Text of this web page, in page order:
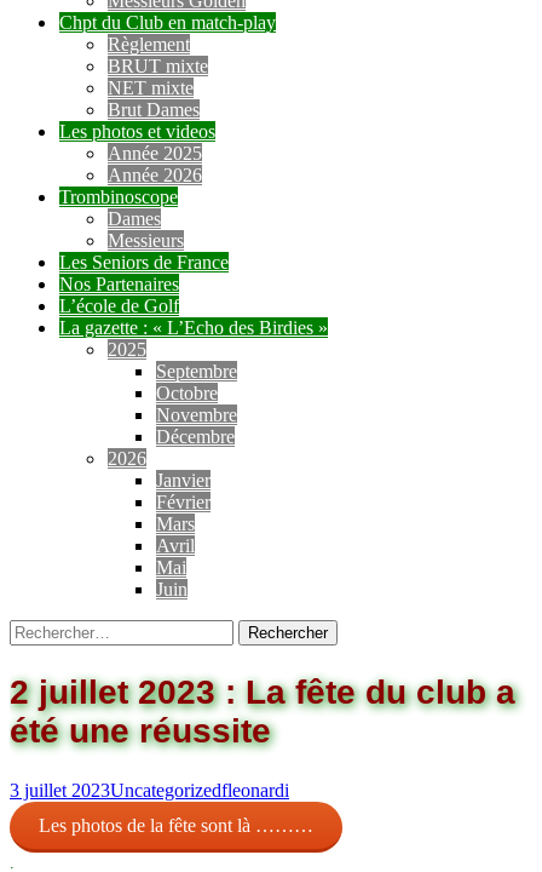
Chpt du Club en match-play
Règlement
BRUT mixte
NET mixte
Brut Dames
Les photos et videos
Année 2025
Année 2026
Trombinoscope
Dames
Messieurs
Les Seniors de France
Nos Partenaires
L’école de Golf
La gazette : « L’Echo des Birdies »
2025
Septembre
Octobre
Novembre
Décembre
2026
Janvier
Février
Mars
Avril
Mai
Juin
2 juillet 2023 : La fête du club a
été une réussite
3 juillet 2023Uncategorizedfleonardi
Les photos de la fête sont là ………